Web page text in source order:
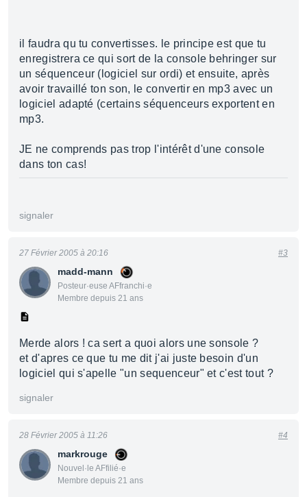
il faudra qu tu convertisses. le principe est que tu
enregistrera ce qui sort de la console behringer sur
un séquenceur (logiciel sur ordi) et ensuite, après
avoir travaillé ton son, le convertir en mp3 avec un
logiciel adapté (certains séquenceurs exportent en
mp3.
JE ne comprends pas trop l'intérêt d'une console
dans ton cas!
signaler
madd-mann
Posteur·euse AFfranchi·e
Membre depuis 21 ans
27 Février 2005 à 20:16 #3
Merde alors ! ca sert a quoi alors une sonsole ?
et d'apres ce que tu me dit j'ai juste besoin d'un
logiciel qui s'apelle "un sequenceur" et c'est tout ?
signaler
markrouge
Nouvel·le AFfilié·e
Membre depuis 21 ans
28 Février 2005 à 11:26 #4